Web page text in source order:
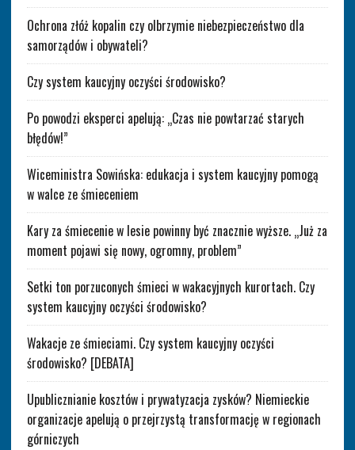
Ochrona złóż kopalin czy olbrzymie niebezpieczeństwo dla
samorządów i obywateli?
Czy system kaucyjny oczyści środowisko?
Po powodzi eksperci apelują: „Czas nie powtarzać starych
błędów!”
Wiceministra Sowińska: edukacja i system kaucyjny pomogą
w walce ze śmieceniem
Kary za śmiecenie w lesie powinny być znacznie wyższe. „Już za
moment pojawi się nowy, ogromny, problem”
Setki ton porzuconych śmieci w wakacyjnych kurortach. Czy
system kaucyjny oczyści środowisko?
Wakacje ze śmieciami. Czy system kaucyjny oczyści
środowisko? [DEBATA]
Upublicznianie kosztów i prywatyzacja zysków? Niemieckie
organizacje apelują o przejrzystą transformację w regionach
górniczych